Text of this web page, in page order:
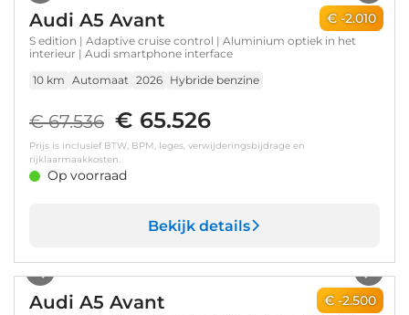
€ -2.010
Audi A5 Avant
S edition | Adaptive cruise control | Aluminium optiek in het
interieur | Audi smartphone interface
10 km Automaat 2026 Hybride benzine
€ 67.536 € 65.526
Prijs is inclusief BTW, BPM, leges, verwijderingsbijdrage en
rijklaarmaakkosten.
Op voorraad
Bekijk details
€ -2.500
Audi A5 Avant